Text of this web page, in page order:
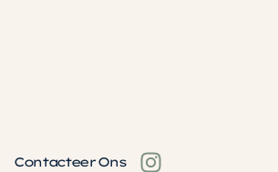
Contacteer Ons